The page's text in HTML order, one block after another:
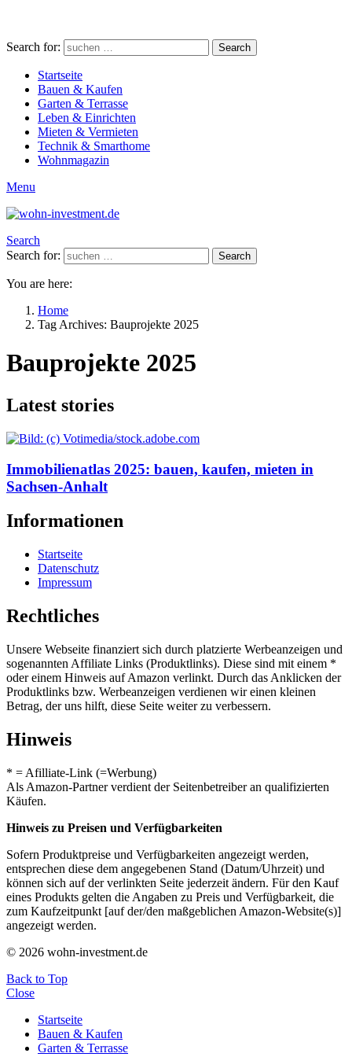
Search for: Search
Startseite
Bauen & Kaufen
Garten & Terrasse
Leben & Einrichten
Mieten & Vermieten
Technik & Smarthome
Wohnmagazin
Menu
Search
Search for:
Search
You are here:
Home
Tag Archives: Bauprojekte 2025
Bauprojekte 2025
Latest stories
Immobilienatlas 2025: bauen, kaufen, mieten in
Sachsen-Anhalt
Informationen
Startseite
Datenschutz
Impressum
Rechtliches
Unsere Webseite finanziert sich durch platzierte Werbeanzeigen und
sogenannten Affiliate Links (Produktlinks). Diese sind mit einem *
oder einem Hinweis auf Amazon verlinkt. Durch das Anklicken der
Produktlinks bzw. Werbeanzeigen verdienen wir einen kleinen
Betrag, der uns hilft, diese Seite weiter zu verbessern.
Hinweis
* = Afilliate-Link (=Werbung)
Als Amazon-Partner verdient der Seitenbetreiber an qualifizierten
Käufen.
Hinweis zu Preisen und Verfügbarkeiten
Sofern Produktpreise und Verfügbarkeiten angezeigt werden,
entsprechen diese dem angegebenen Stand (Datum/Uhrzeit) und
können sich auf der verlinkten Seite jederzeit ändern. Für den Kauf
eines Produkts gelten die Angaben zu Preis und Verfügbarkeit, die
zum Kaufzeitpunkt [auf der/den maßgeblichen Amazon-Website(s)]
angezeigt werden.
© 2026 wohn-investment.de
Back to Top
Close
Startseite
Bauen & Kaufen
Garten & Terrasse